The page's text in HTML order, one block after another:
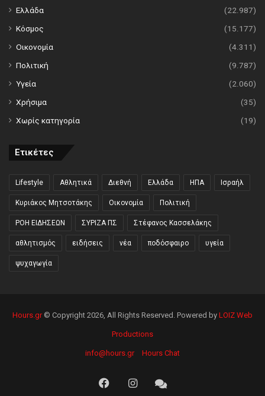
Ελλάδα
(22.987)
Κόσμος
(15.177)
Οικονομία
(4.311)
Πολιτική
(9.787)
Υγεία
(2.060)
Χρήσιμα
(35)
Χωρίς κατηγορία
(19)
Ετικέτες
Lifestyle Αθλητικά Διεθνή Ελλάδα ΗΠΑ Ισραήλ
Κυριάκος Μητσοτάκης Οικονομία Πολιτική
ΡΟΗ ΕΙΔΗΣΕΩΝ ΣΥΡΙΖΑ ΠΣ Στέφανος Κασσελάκης
αθλητισμός ειδήσεις νέα ποδόσφαιρο υγεία
ψυχαγωγία
Hours.gr© Copyright 2026, All Rights Reserved. Powered by LOIZ Web
Productions
info@hours.gr Hours Chat
FacebookInstagramHours